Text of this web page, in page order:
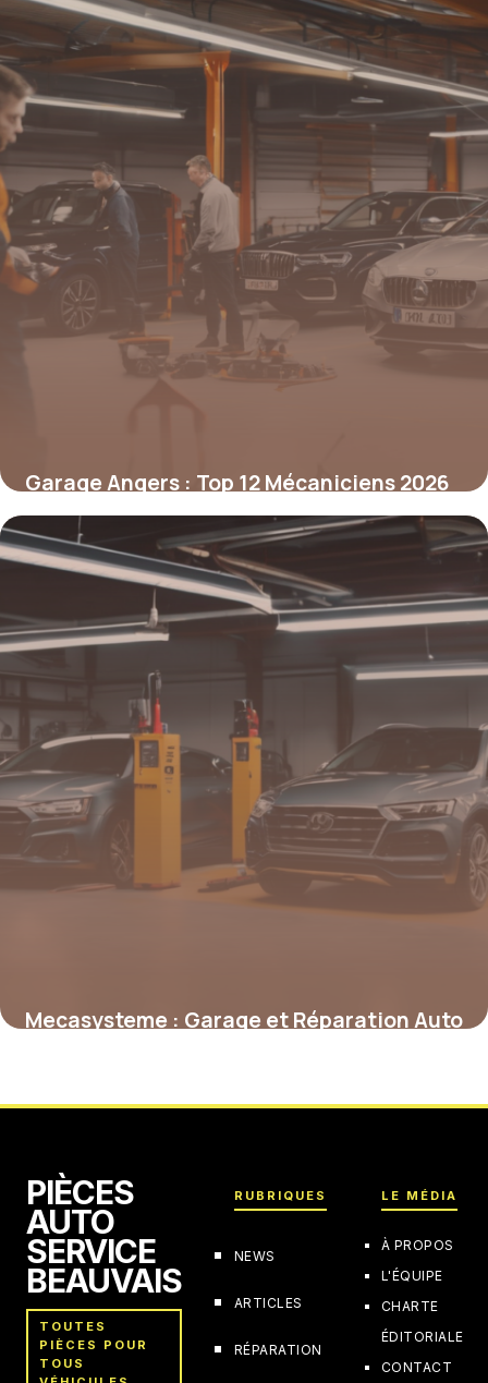
Garage Angers : Top 12 Mécaniciens 2026
6 mai 2026
Mecasysteme : Garage et Réparation Auto
PIÈCES
AUTO
SERVICE
BEAUVAIS
TOUTES
PIÈCES POUR
TOUS
RUBRIQUES
NEWS
ARTICLES
RÉPARATION
LE MÉDIA
À PROPOS
L'ÉQUIPE
CHARTE
ÉDITORIALE
CONTACT